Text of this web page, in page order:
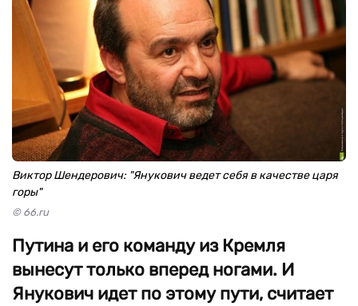
Виктор Шендерович: "Янукович ведет себя в качестве царя
горы"
© 66.ru
Путина и его команду из Кремля
вынесут только вперед ногами. И
Янукович идет по этому пути, считает